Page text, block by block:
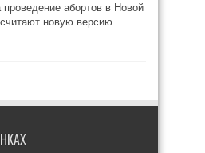
проведение абортов в Новой
новую версию